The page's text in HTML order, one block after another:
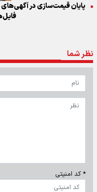
پایان قیمت‌سازی در
نظر شما
* کد امنیتی